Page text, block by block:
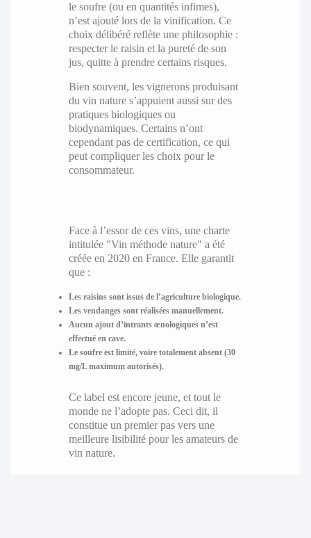
le soufre (ou en quantités infimes),
n’est ajouté lors de la vinification. Ce
choix délibéré reflète une philosophie :
respecter le raisin et la pureté de son
jus, quitte à prendre certains risques.
Bien souvent, les vignerons produisant
du vin nature s’appuient aussi sur des
pratiques biologiques ou
biodynamiques. Certains n’ont
cependant pas de certification, ce qui
peut compliquer les choix pour le
consommateur.
Face à l’essor de ces vins, une charte
intitulée "Vin méthode nature" a été
créée en 2020 en France. Elle garantit
que :
Les raisins sont issus de l’agriculture biologique.
Les vendanges sont réalisées manuellement.
Aucun ajout d’intrants œnologiques n’est
effectué en cave.
Le soufre est limité, voire totalement absent (30
mg/L maximum autorisés).
Ce label est encore jeune, et tout le
monde ne l’adopte pas. Ceci dit, il
constitue un premier pas vers une
meilleure lisibilité pour les amateurs de
vin nature.